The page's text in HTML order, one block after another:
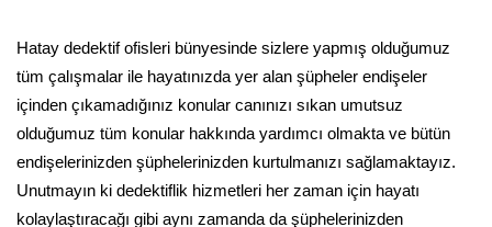
Hatay dedektif ofisleri bünyesinde sizlere yapmış olduğumuz
tüm çalışmalar ile hayatınızda yer alan şüpheler endişeler
içinden çıkamadığınız konular canınızı sıkan umutsuz
olduğumuz tüm konular hakkında yardımcı olmakta ve bütün
endişelerinizden şüphelerinizden kurtulmanızı sağlamaktayız.
Unutmayın ki dedektiflik hizmetleri her zaman için hayatı
kolaylaştıracağı gibi aynı zamanda da şüphelerinizden